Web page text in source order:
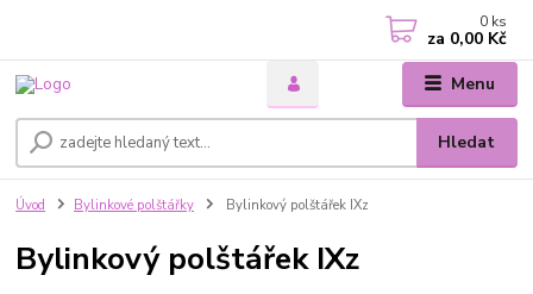
Menu
Hledat
0 ks
za 0,00 Kč
Úvod Bylinkové polštářky Bylinkový polštářek IXz
Bylinkový polštářek IXz